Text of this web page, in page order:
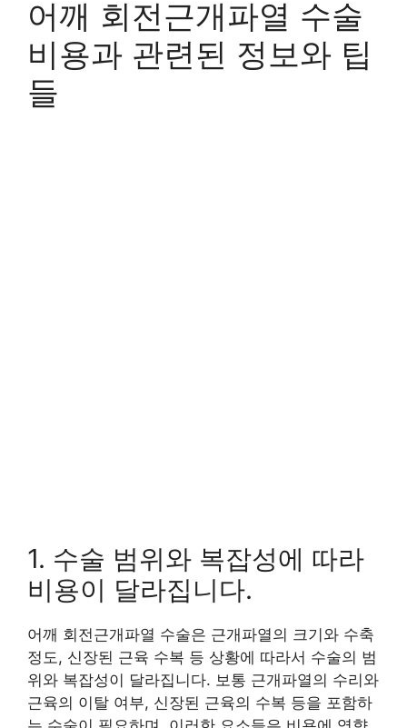
어깨 회전근개파열 수술
비용과 관련된 정보와 팁
들
1. 수술 범위와 복잡성에 따라
비용이 달라집니다.
어깨 회전근개파열 수술은 근개파열의 크기와 수축
정도, 신장된 근육 수복 등 상황에 따라서 수술의 범
위와 복잡성이 달라집니다. 보통 근개파열의 수리와
근육의 이탈 여부, 신장된 근육의 수복 등을 포함하